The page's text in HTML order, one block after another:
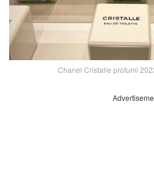
Chanel Cristalle profumi